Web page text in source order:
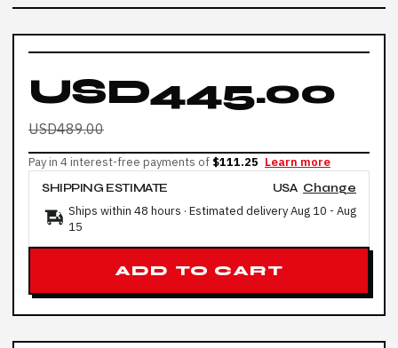
USD445.00
USD489.00
Pay in 4 interest-free payments of $111.25 Learn more
SHIPPING ESTIMATE
USA Change
Ships within 48 hours · Estimated deliveryAug 10 - Aug
15
ADD TO CART